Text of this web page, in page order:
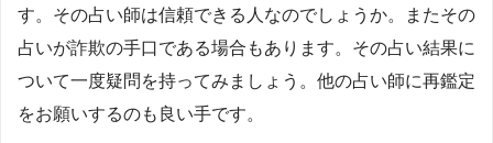
す。その占い師は信頼できる人なのでしょうか。またその
占いが詐欺の手口である場合もあります。その占い結果に
ついて一度疑問を持ってみましょう。他の占い師に再鑑定
をお願いするのも良い手です。